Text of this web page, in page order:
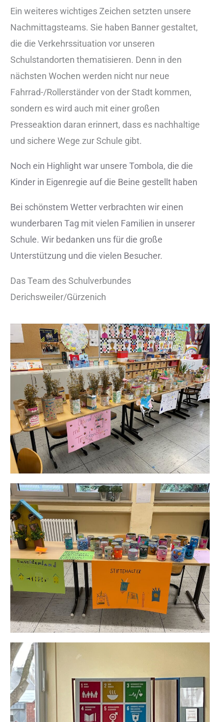
Ein weiteres wichtiges Zeichen setzten unsere
Nachmittagsteams. Sie haben Banner gestaltet,
die die Verkehrssituation vor unseren
Schulstandorten thematisieren. Denn in den
nächsten Wochen werden nicht nur neue
Fahrrad-/Rollerständer von der Stadt kommen,
sondern es wird auch mit einer großen
Presseaktion daran erinnert, dass es nachhaltige
und sichere Wege zur Schule gibt.
Noch ein Highlight war unsere Tombola, die die
Kinder in Eigenregie auf die Beine gestellt haben
Bei schönstem Wetter verbrachten wir einen
wunderbaren Tag mit vielen Familien in unserer
Schule. Wir bedanken uns für die große
Unterstützung und die vielen Besucher.
Das Team des Schulverbundes
Derichsweiler/Gürzenich